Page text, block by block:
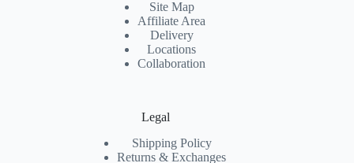
Site Map
Affiliate Area
Delivery
Locations
Collaboration
Legal
Shipping Policy
Returns & Exchanges